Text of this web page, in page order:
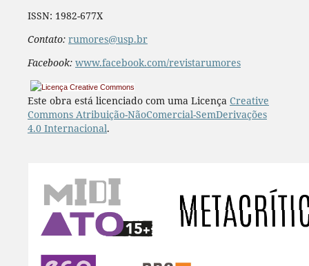
ISSN: 1982-677X
Contato: rumores@usp.br
Facebook: www.facebook.com/revistarumores
Este obra está licenciado com uma Licença Creative
Commons Atribuição-NãoComercial-SemDerivações
4.0 Internacional.